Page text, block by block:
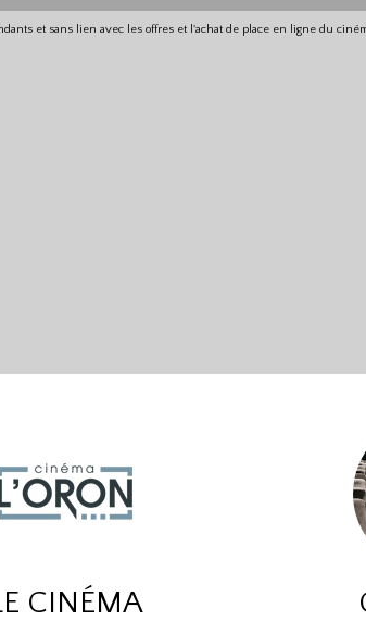
et sans lien avec les offres et l'achat de place en ligne du
CINÉMA